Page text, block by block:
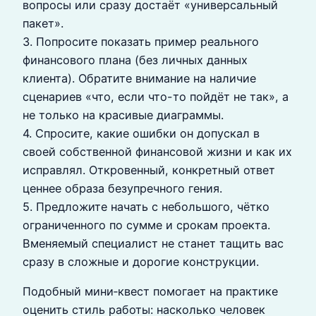
вопросы или сразу достаёт «универсальный
пакет».
3. Попросите показать пример реального
финансового плана (без личных данных
клиента). Обратите внимание на наличие
сценариев «что, если что-то пойдёт не так», а
не только на красивые диаграммы.
4. Спросите, какие ошибки он допускал в
своей собственной финансовой жизни и как их
исправлял. Откровенный, конкретный ответ
ценнее образа безупречного гения.
5. Предложите начать с небольшого, чётко
ограниченного по сумме и срокам проекта.
Вменяемый специалист не станет тащить вас
сразу в сложные и дорогие конструкции.
Подобный мини‑квест помогает на практике
оценить стиль работы: насколько человек